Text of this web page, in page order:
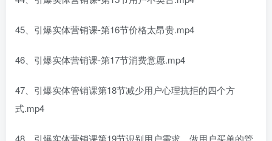
45、引爆实体营销课-第16节价格太昂贵.mp4
46、引爆实体营销课-第17节消费意愿.mp4
47、引爆实体管销课第18节减少用户心理抗拒的四个方
式.mp4
48、引爆实体营销课第19节识别用户需求，做用户买单的管